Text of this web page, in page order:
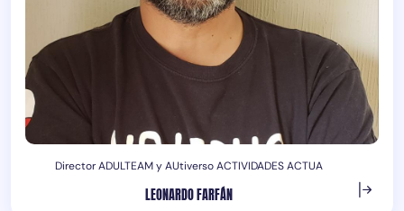
Director ADULTEAM y AUtiverso ACTIVIDADES ACTUA
LEONARDO FARFÁN